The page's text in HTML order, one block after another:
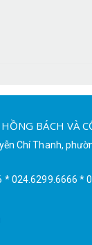
BÁCH VÀ
Chí Thanh,
* 024.6299.6666 *